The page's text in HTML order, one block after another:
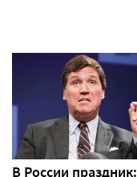
В России праздник: